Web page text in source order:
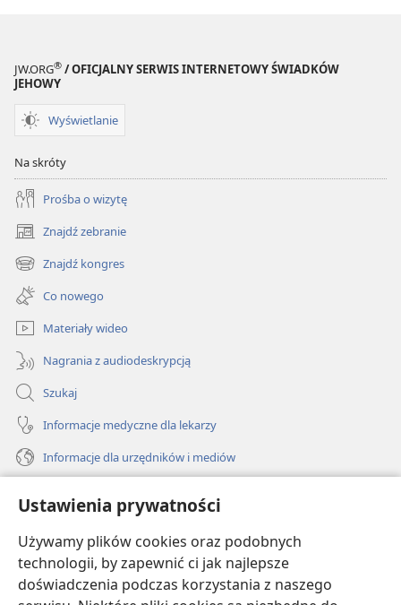
Ustawienia prywatności
Używamy plików cookies oraz podobnych
technologii, by zapewnić ci jak najlepsze
doświadczenia podczas korzystania z naszego
JW.ORG® / OFICJALNY SERWIS INTERNETOWY ŚWIADKÓW
JEHOWY
Wyświetlanie
Na skróty
Prośba o wizytę
Znajdź zebranie
(opens
new
window)
Znajdź kongres
(opens
new
window)
Co nowego
Materiały wideo
Nagrania z audiodeskrypcją
Szukaj
Informacje medyczne dla lekarzy
Informacje dla urzędników i mediów
Darowizny
(opens
new
window)BIBLIOTEKA INTERNETOWA Strażnicy
(opens